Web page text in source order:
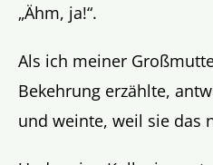
„Ähm, ja!“.
Als ich meiner
Bekehrung erzählte,
und weinte, weil sie das